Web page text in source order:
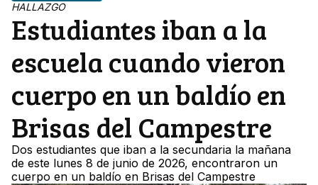
HALLAZGO
Estudiantes iban a la
escuela cuando vieron
cuerpo en un baldío en
Brisas del Campestre
Dos estudiantes que iban a la secundaria la mañana
de este lunes 8 de junio de 2026, encontraron un
cuerpo en un baldío en Brisas del Campestre